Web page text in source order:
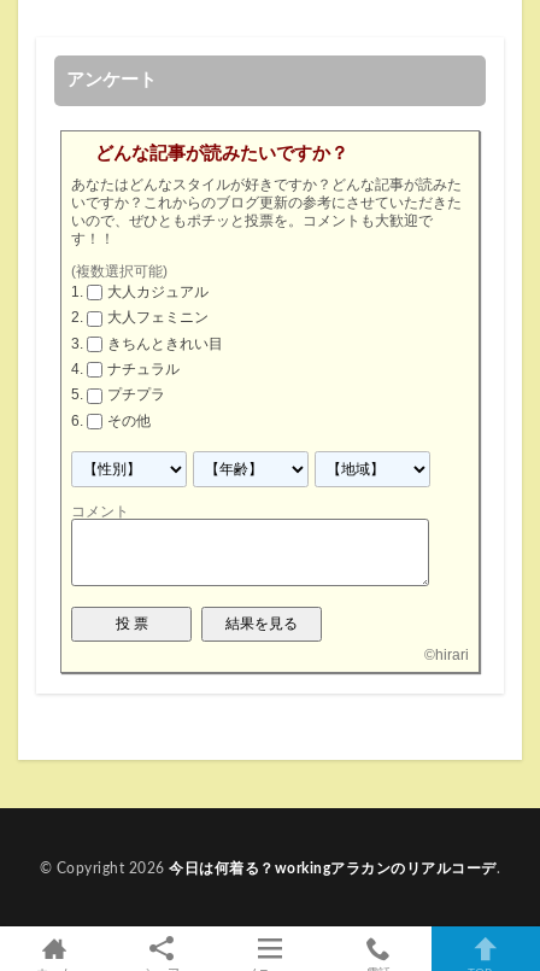
アンケート
どんな記事が読みたいですか？
あなたはどんなスタイルが好きですか？どんな記事が読みた
いですか？これからのブログ更新の参考にさせていただきた
いので、ぜひともポチッと投票を。コメントも大歓迎で
す！！
(複数選択可能)
大人カジュアル
大人フェミニン
きちんときれい目
ナチュラル
プチプラ
その他
コメント
©hirari
© Copyright 2026今日は何着る？workingアラカンのリアルコーデ.